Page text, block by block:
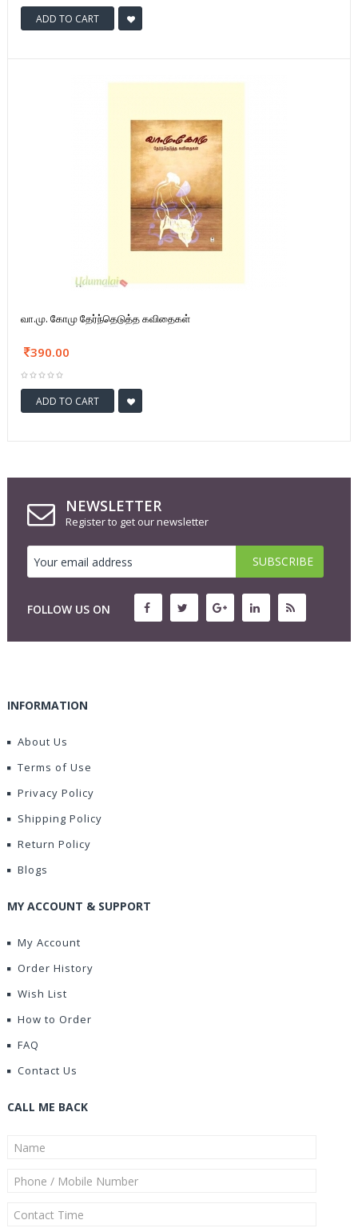
ADD TO CART
வா.மு. கோமு தேர்ந்தெடுத்த கவிதைகள்
390.00
ADD TO CART
NEWSLETTER
Register to get our newsletter
FOLLOW US ON
INFORMATION
About Us
Terms of Use
Privacy Policy
Shipping Policy
Return Policy
Blogs
MY ACCOUNT & SUPPORT
My Account
Order History
Wish List
How to Order
FAQ
Contact Us
CALL ME BACK